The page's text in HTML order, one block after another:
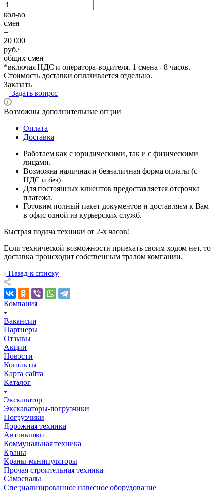
кол-во
смен
=
20 000
руб./
общих смен
*включая НДС и оператора-водителя. 1 смена - 8 часов.
Стоимость доставки оплачивается отдельно.
Заказать
Задать вопрос
Возможны дополнительные опции
Оплата
Доставка
Работаем как с юридическими, так и с физическими
лицами.
Возможна наличная и безналичная форма оплаты (с
НДС и без).
Для постоянных клиентов предоставляется отсрочка
платежа.
Готовим полный пакет документов и доставляем к Вам
в офис одной из курьерских служб.
Быстрая подача техники от 2-х часов!
Если технической возможности приехать своим ходом нет, то
доставка проиcходит собственным тралом компании.
Назад к списку
Компания
Вакансии
Партнеры
Отзывы
Акции
Новости
Контакты
Карта сайта
Каталог
Экскаватор
Экскаваторы-погрузчики
Погрузчики
Дорожная техника
Автовышки
Коммунальная техника
Краны
Краны-манипуляторы
Прочая строительная техника
Самосвалы
Специализированное навесное оборудование